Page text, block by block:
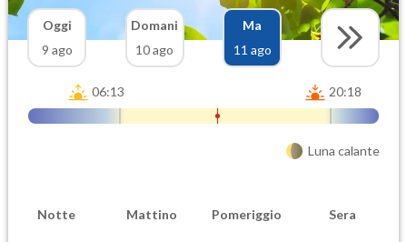
Oggi
9 ago
Domani
10 ago
Ma
11 ago
06:13 20:18
Luna calante
Notte Mattino Pomeriggio Sera